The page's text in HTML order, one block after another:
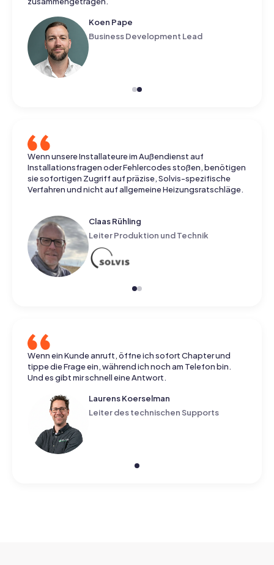
Koen Pape
Business Development Lead
Wenn unsere Installateure im Außendienst auf
Installationsfragen oder Fehlercodes stoßen, benötigen
sie sofortigen Zugriff auf präzise, Solvis-spezifische
Verfahren und nicht auf allgemeine Heizungsratschläge.
Claas Rühling
Leiter Produktion und Technik
Wenn ein Kunde anruft, öffne ich sofort Chapter und
tippe die Frage ein, während ich noch am Telefon bin.
Und es gibt mir schnell eine Antwort.
Laurens Koerselman
Leiter des technischen Supports